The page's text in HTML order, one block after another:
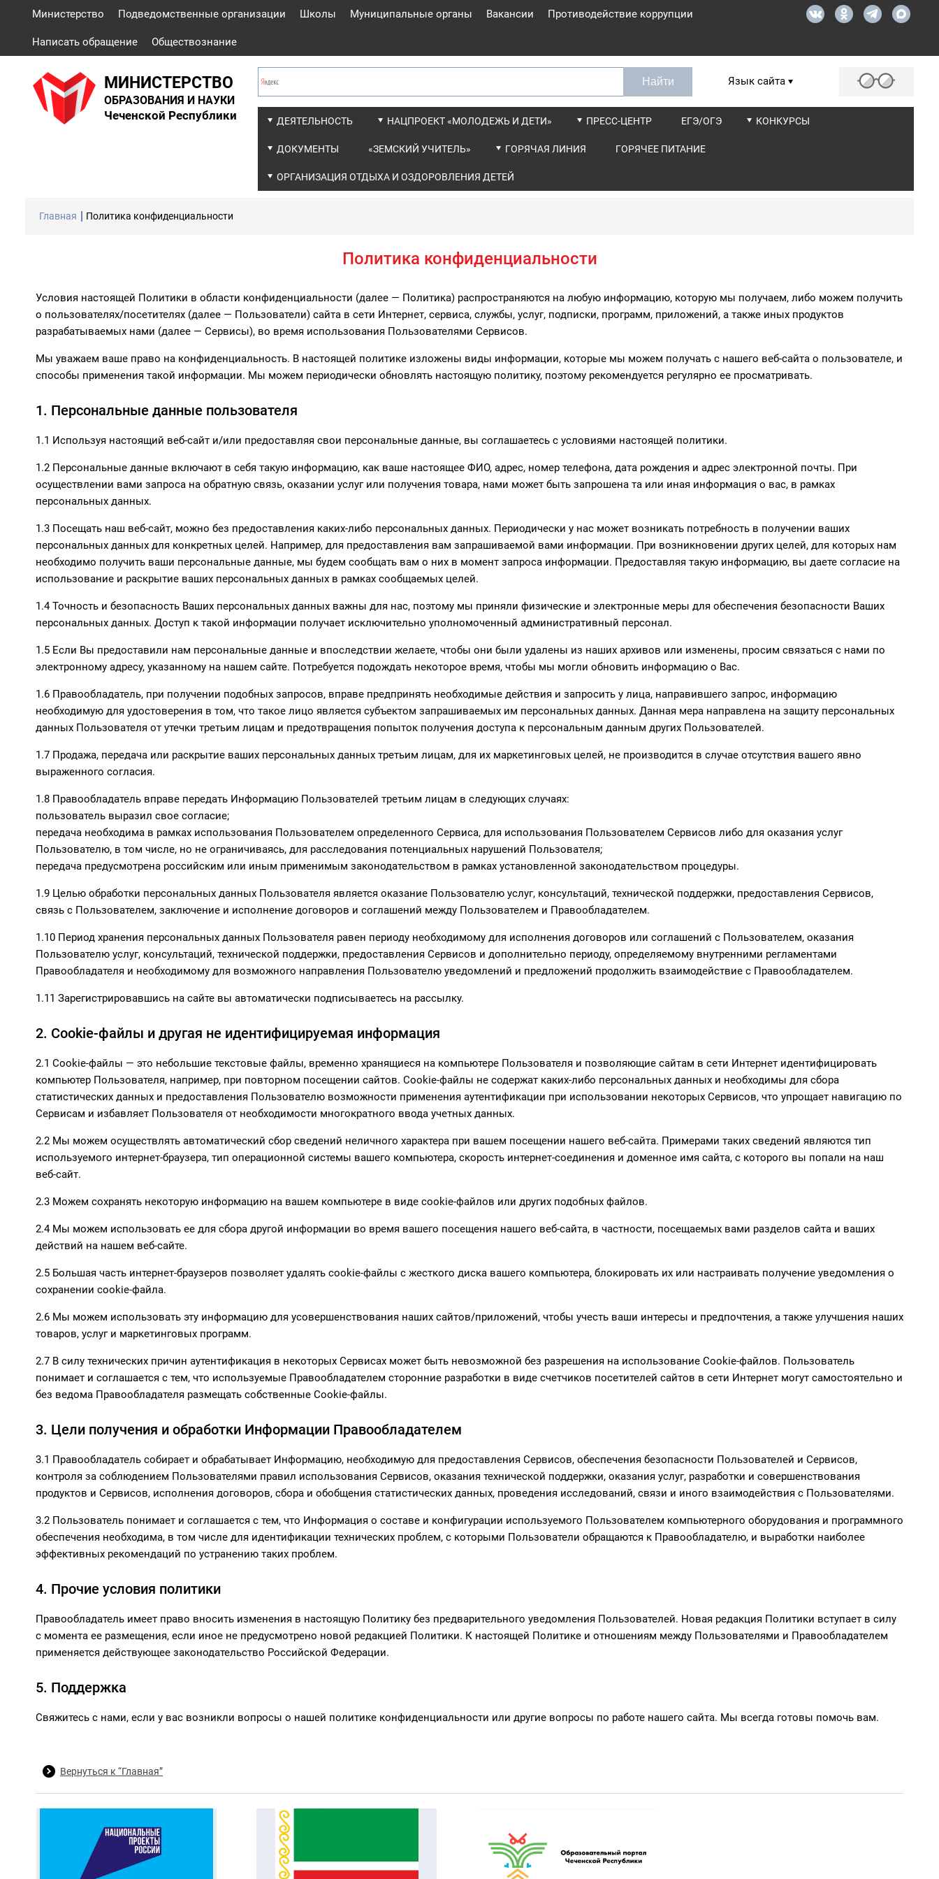
Министерство Подведомственные организации Школы Муниципальные органы Вакансии Противодействие коррупции
Написать обращение Обществознание
МИНИСТЕРСТВО
ОБРАЗОВАНИЯ И НАУКИ
Чеченской Республики
Язык сайта
ДЕЯТЕЛЬНОСТЬ НАЦПРОЕКТ «МОЛОДЕЖЬ И ДЕТИ» ПРЕСС-ЦЕНТР ЕГЭ/ОГЭ КОНКУРСЫ
ДОКУМЕНТЫ «ЗЕМСКИЙ УЧИТЕЛЬ» ГОРЯЧАЯ ЛИНИЯ ГОРЯЧЕЕ ПИТАНИЕ
ОРГАНИЗАЦИЯ ОТДЫХА И ОЗДОРОВЛЕНИЯ ДЕТЕЙ
Главная Политика конфиденциальности
Политика конфиденциальности
Условия настоящей Политики в области конфиденциальности (далее — Политика) распространяются на любую информацию, которую мы получаем, либо можем получить
о пользователях/посетителях (далее — Пользователи) сайта в сети Интернет, сервиса, службы, услуг, подписки, программ, приложений, а также иных продуктов
разрабатываемых нами (далее — Сервисы), во время использования Пользователями Сервисов.
Мы уважаем ваше право на конфиденциальность. В настоящей политике изложены виды информации, которые мы можем получать с нашего веб-сайта о пользователе, и
способы применения такой информации. Мы можем периодически обновлять настоящую политику, поэтому рекомендуется регулярно ее просматривать.
1. Персональные данные пользователя
1.1 Используя настоящий веб-сайт и/или предоставляя свои персональные данные, вы соглашаетесь с условиями настоящей политики.
1.2 Персональные данные включают в себя такую информацию, как ваше настоящее ФИО, адрес, номер телефона, дата рождения и адрес электронной почты. При
осуществлении вами запроса на обратную связь, оказании услуг или получения товара, нами может быть запрошена та или иная информация о вас, в рамках
персональных данных.
1.3 Посещать наш веб-сайт, можно без предоставления каких-либо персональных данных. Периодически у нас может возникать потребность в получении ваших
персональных данных для конкретных целей. Например, для предоставления вам запрашиваемой вами информации. При возникновении других целей, для которых нам
необходимо получить ваши персональные данные, мы будем сообщать вам о них в момент запроса информации. Предоставляя такую информацию, вы даете согласие на
использование и раскрытие ваших персональных данных в рамках сообщаемых целей.
1.4 Точность и безопасность Ваших персональных данных важны для нас, поэтому мы приняли физические и электронные меры для обеспечения безопасности Ваших
персональных данных. Доступ к такой информации получает исключительно уполномоченный административный персонал.
1.5 Если Вы предоставили нам персональные данные и впоследствии желаете, чтобы они были удалены из наших архивов или изменены, просим связаться с нами по
электронному адресу, указанному на нашем сайте. Потребуется подождать некоторое время, чтобы мы могли обновить информацию о Вас.
1.6 Правообладатель, при получении подобных запросов, вправе предпринять необходимые действия и запросить у лица, направившего запрос, информацию
необходимую для удостоверения в том, что такое лицо является субъектом запрашиваемых им персональных данных. Данная мера направлена на защиту персональных
данных Пользователя от утечки третьим лицам и предотвращения попыток получения доступа к персональным данным других Пользователей.
1.7 Продажа, передача или раскрытие ваших персональных данных третьим лицам, для их маркетинговых целей, не производится в случае отсутствия вашего явно
выраженного согласия.
1.8 Правообладатель вправе передать Информацию Пользователей третьим лицам в следующих случаях:
пользователь выразил свое согласие;
передача необходима в рамках использования Пользователем определенного Сервиса, для использования Пользователем Сервисов либо для оказания услуг
Пользователю, в том числе, но не ограничиваясь, для расследования потенциальных нарушений Пользователя;
передача предусмотрена российским или иным применимым законодательством в рамках установленной законодательством процедуры.
1.9 Целью обработки персональных данных Пользователя является оказание Пользователю услуг, консультаций, технической поддержки, предоставления Сервисов,
связь с Пользователем, заключение и исполнение договоров и соглашений между Пользователем и Правообладателем.
1.10 Период хранения персональных данных Пользователя равен периоду необходимому для исполнения договоров или соглашений с Пользователем, оказания
Пользователю услуг, консультаций, технической поддержки, предоставления Сервисов и дополнительно периоду, определяемому внутренними регламентами
Правообладателя и необходимому для возможного направления Пользователю уведомлений и предложений продолжить взаимодействие с Правообладателем.
1.11 Зарегистрировавшись на сайте вы автоматически подписываетесь на рассылку.
2. Cookie-файлы и другая не идентифицируемая информация
2.1 Cookie-файлы — это небольшие текстовые файлы, временно хранящиеся на компьютере Пользователя и позволяющие сайтам в сети Интернет идентифицировать
компьютер Пользователя, например, при повторном посещении сайтов. Cookie-файлы не содержат каких-либо персональных данных и необходимы для сбора
статистических данных и предоставления Пользователю возможности применения аутентификации при использовании некоторых Сервисов, что упрощает навигацию по
Сервисам и избавляет Пользователя от необходимости многократного ввода учетных данных.
2.2 Мы можем осуществлять автоматический сбор сведений неличного характера при вашем посещении нашего веб-сайта. Примерами таких сведений являются тип
используемого интернет-браузера, тип операционной системы вашего компьютера, скорость интернет-соединения и доменное имя сайта, с которого вы попали на наш
веб-сайт.
2.3 Можем сохранять некоторую информацию на вашем компьютере в виде cookie-файлов или других подобных файлов.
2.4 Мы можем использовать ее для сбора другой информации во время вашего посещения нашего веб-сайта, в частности, посещаемых вами разделов сайта и ваших
действий на нашем веб-сайте.
2.5 Большая часть интернет-браузеров позволяет удалять cookie-файлы с жесткого диска вашего компьютера, блокировать их или настраивать получение уведомления о
сохранении cookie-файла.
2.6 Мы можем использовать эту информацию для усовершенствования наших сайтов/приложений, чтобы учесть ваши интересы и предпочтения, а также улучшения наших
товаров, услуг и маркетинговых программ.
2.7 В силу технических причин аутентификация в некоторых Сервисах может быть невозможной без разрешения на использование Cookie-файлов. Пользователь
понимает и соглашается с тем, что используемые Правообладателем сторонние разработки в виде счетчиков посетителей сайтов в сети Интернет могут самостоятельно и
без ведома Правообладателя размещать собственные Cookie-файлы.
3. Цели получения и обработки Информации Правообладателем
3.1 Правообладатель собирает и обрабатывает Информацию, необходимую для предоставления Сервисов, обеспечения безопасности Пользователей и Сервисов,
контроля за соблюдением Пользователями правил использования Сервисов, оказания технической поддержки, оказания услуг, разработки и совершенствования
продуктов и Сервисов, исполнения договоров, сбора и обобщения статистических данных, проведения исследований, связи и иного взаимодействия с Пользователями.
3.2 Пользователь понимает и соглашается с тем, что Информация о составе и конфигурации используемого Пользователем компьютерного оборудования и программного
обеспечения необходима, в том числе для идентификации технических проблем, с которыми Пользователи обращаются к Правообладателю, и выработки наиболее
эффективных рекомендаций по устранению таких проблем.
4. Прочие условия политики
Правообладатель имеет право вносить изменения в настоящую Политику без предварительного уведомления Пользователей. Новая редакция Политики вступает в силу
с момента ее размещения, если иное не предусмотрено новой редакцией Политики. К настоящей Политике и отношениям между Пользователями и Правообладателем
применяется действующее законодательство Российской Федерации.
5. Поддержка
Свяжитесь с нами, если у вас возникли вопросы о нашей политике конфиденциальности или другие вопросы по работе нашего сайта. Мы всегда готовы помочь вам.
Вернуться к “Главная”